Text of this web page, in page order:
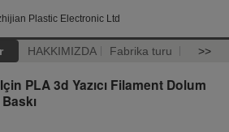
Plastic Electronic Ltd
HAKKIMIZDA Fabrika turu >>
PLA 3d Yazıcı Filament Dolum